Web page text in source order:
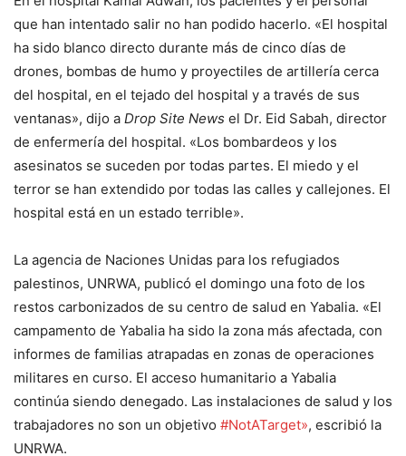
que han intentado salir no han podido hacerlo. «El hospital
ha sido blanco directo durante más de cinco días de
drones, bombas de humo y proyectiles de artillería cerca
del hospital, en el tejado del hospital y a través de sus
ventanas», dijo a Drop Site News el Dr. Eid Sabah, director
de enfermería del hospital. «Los bombardeos y los
asesinatos se suceden por todas partes. El miedo y el
terror se han extendido por todas las calles y callejones. El
hospital está en un estado terrible».
La agencia de Naciones Unidas para los refugiados
palestinos, UNRWA, publicó el domingo una foto de los
restos carbonizados de su centro de salud en Yabalia. «El
campamento de Yabalia ha sido la zona más afectada, con
informes de familias atrapadas en zonas de operaciones
militares en curso. El acceso humanitario a Yabalia
continúa siendo denegado. Las instalaciones de salud y los
trabajadores no son un objetivo #NotATarget», escribió la
UNRWA.